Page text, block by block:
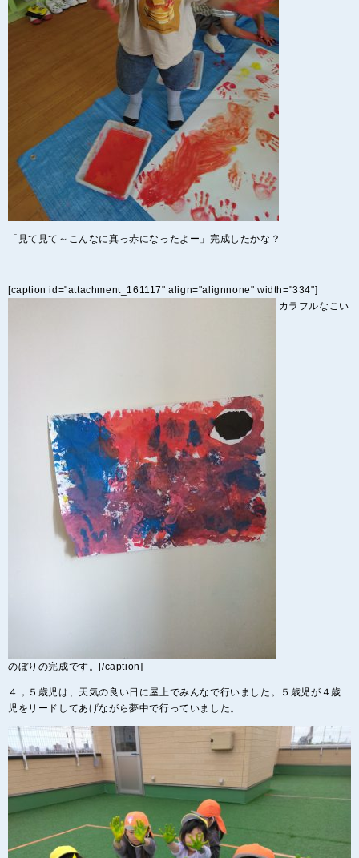
「見て見て～こんなに真っ赤になったよー」完成したかな？
[caption id="attachment_161117" align="alignnone" width="334"]
カラフルなこい
のぼりの完成です。[/caption]
４，５歳児は、天気の良い日に屋上でみんなで行いました。５歳児が４歳
児をリードしてあげながら夢中で行っていました。